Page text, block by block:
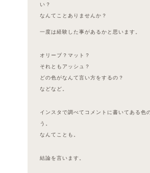
い？
なんてことありませんか？
一度は経験した事があるかと思います。
オリーブ？マット？
それともアッシュ？
どの色がなんて言い方をするの？
などなど。
インスタで調べてコメントに書いてある色
う。
なんてことも。
結論を言います。